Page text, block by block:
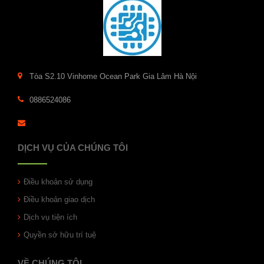
Tòa S2.10 Vinhome Ocean Park Gia Lâm Hà Nội
0886524086
DỊCH VỤ CỦA CHÚNG TÔI
Điều khoản sử dụng
Điều khoản giao dịch
Dịch vụ tiện ích
Quyền sở hữu trí tuệ